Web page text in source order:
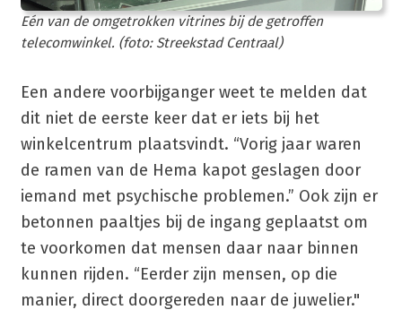
Eén van de omgetrokken vitrines bij de getroffen
telecomwinkel. (foto: Streekstad Centraal)
Een andere voorbijganger weet te melden dat
dit niet de eerste keer dat er iets bij het
winkelcentrum plaatsvindt. “Vorig jaar waren
de ramen van de Hema kapot geslagen door
iemand met psychische problemen.” Ook zijn er
betonnen paaltjes bij de ingang geplaatst om
te voorkomen dat mensen daar naar binnen
kunnen rijden. “Eerder zijn mensen, op die
manier, direct doorgereden naar de juwelier."